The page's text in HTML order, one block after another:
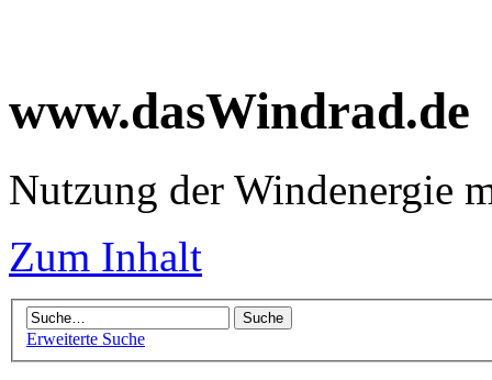
www.dasWindrad.de
Nutzung der Windenergie
Zum Inhalt
Erweiterte Suche